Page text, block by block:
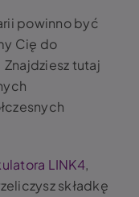
powinno być
Cię do
tutaj
LINK4,
składkę